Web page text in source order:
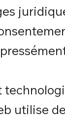
utilise